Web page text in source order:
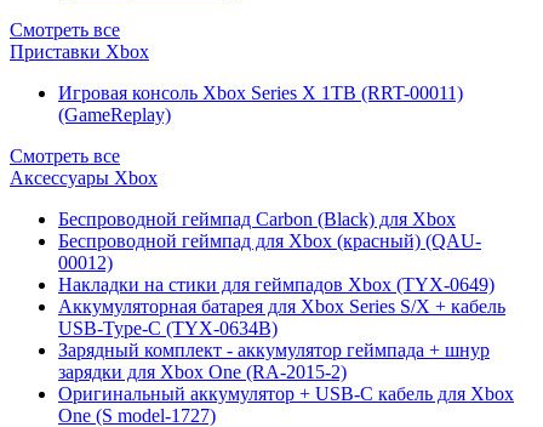
Смотреть все
Приставки Xbox
Игровая консоль Xbox Series X 1TB (RRT-00011)
(GameReplay)
Смотреть все
Аксессуары Xbox
Беспроводной геймпад Carbon (Black) для Xbox
Беспроводной геймпад для Xbox (красный) (QAU-
00012)
Накладки на стики для геймпадов Xbox (TYX-0649)
Аккумуляторная батарея для Xbox Series S/X + кабель
USB-Type-C (TYX-0634B)
Зарядный комплект - аккумулятор геймпада + шнур
зарядки для Xbox One (RA-2015-2)
Оригинальный аккумулятор + USB-C кабель для Xbox
One (S model-1727)